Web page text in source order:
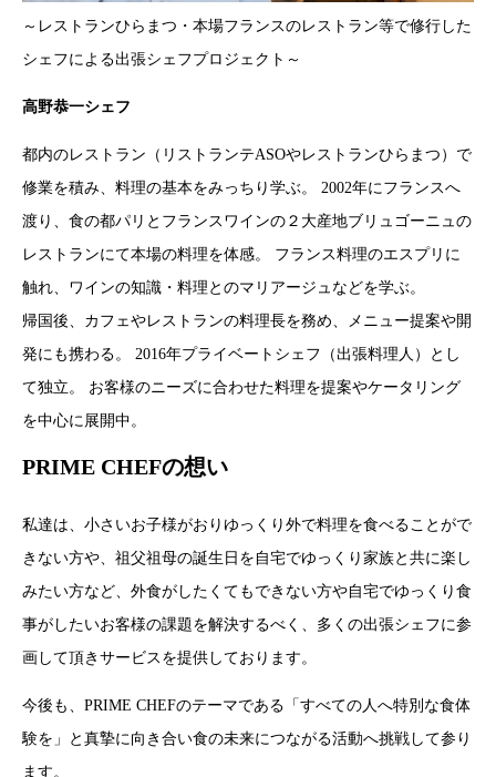
～レストランひらまつ・本場フランスのレストラン等で修行した
シェフによる出張シェフプロジェクト～
高野恭一シェフ
都内のレストラン（リストランテASOやレストランひらまつ）で
修業を積み、料理の基本をみっちり学ぶ。 2002年にフランスへ
渡り、食の都パリとフランスワインの２大産地ブリュゴーニュの
レストランにて本場の料理を体感。 フランス料理のエスプリに
触れ、ワインの知識・料理とのマリアージュなどを学ぶ。
帰国後、カフェやレストランの料理長を務め、メニュー提案や開
発にも携わる。 2016年プライベートシェフ（出張料理人）とし
て独立。 お客様のニーズに合わせた料理を提案やケータリング
を中心に展開中。
PRIME CHEFの想い
私達は、小さいお子様がおりゆっくり外で料理を食べることがで
きない方や、祖父祖母の誕生日を自宅でゆっくり家族と共に楽し
みたい方など、外食がしたくてもできない方や自宅でゆっくり食
事がしたいお客様の課題を解決するべく、多くの出張シェフに参
画して頂きサービスを提供しております。
今後も、PRIME CHEFのテーマである「すべての人へ特別な食体
験を」と真摯に向き合い食の未来につながる活動へ挑戦して参り
ます。